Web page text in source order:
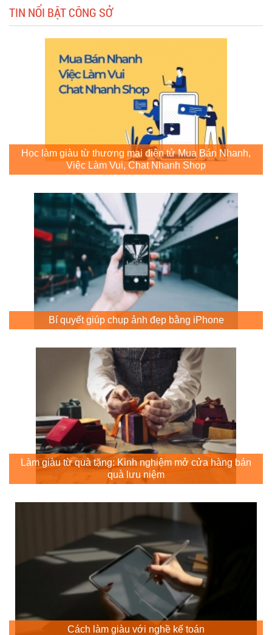
TIN NỔI BẬT CÔNG SỞ
Học làm giàu từ thương mại điện tử Mua Bán Nhanh,
Việc Làm Vui, Chat Nhanh Shop
Bí quyết giúp chụp ảnh đẹp bằng iPhone
Làm giàu từ quà tặng: Kinh nghiệm mở cửa hàng bán
quà lưu niệm
Cách làm giàu với nghề kế toán